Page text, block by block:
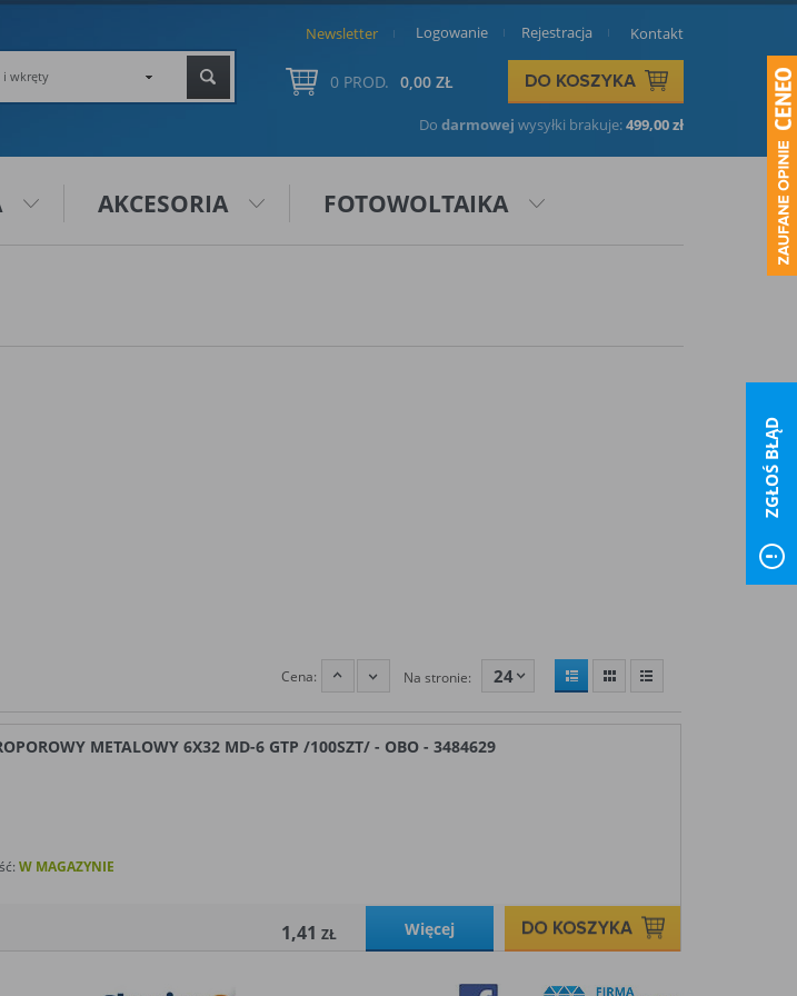
i wkręty
Newsletter Logowanie Rejestracja Kontakt
0 PROD. 0,00 ZŁ
Do darmowej wysyłki brakuje:499,00 zł
AKCESORIA FOTOWOLTAIKA
Na stronie: 24
Cena:
METALOWY 6X32 MD-6 GTP /100SZT/ - OBO - 3484629
W MAGAZYNIE
1,41ZŁ Więcej
ZGŁOŚ BŁĄD